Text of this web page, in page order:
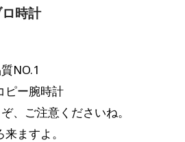
時計
NO.1
ピー腕時計
、ご注意くださいね。
ますよ。